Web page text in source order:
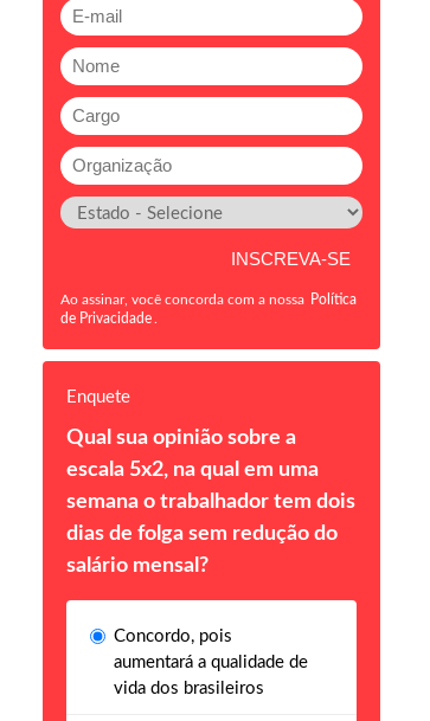
Ao assinar, você concorda com a nossa Política
de Privacidade
Enquete
Qual sua opinião sobre a
escala 5x2, na qual em uma
semana o trabalhador tem dois
dias de folga sem redução do
salário mensal?
Concordo, pois
aumentará a qualidade de
vida dos brasileiros